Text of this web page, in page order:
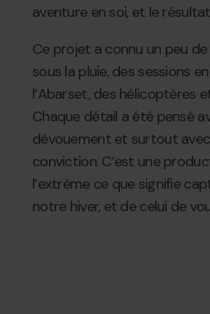
aventure en soi, et le
Ce projet a connu un peu
sous la pluie, des sessions
l’Abarset, des hélicoptères
Chaque détail a été pensé
dévouement et surtout
conviction. C’est une
l’extrême ce que signifie
notre hiver, et de celui de